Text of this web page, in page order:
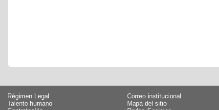
Régimen Legal
Talento humano
Correo institucional
Mapa del sitio